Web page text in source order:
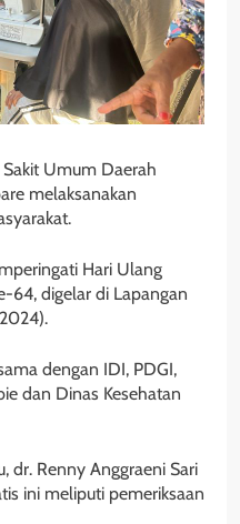
Umum Daerah
melaksanakan
Hari Ulang
64, digelar di Lapangan
dengan IDI, PDGI,
dan Dinas Kesehatan
dr. Renny Anggraeni Sari
ini meliputi pemeriksaan